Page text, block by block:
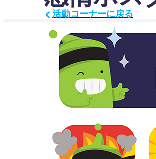
活動コーナーに戻る